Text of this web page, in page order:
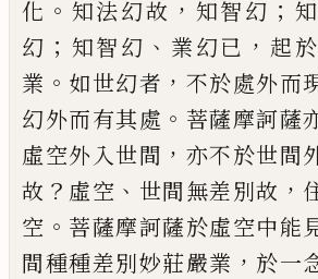
化 。 知法幻故 ， 知智幻 ；
幻 ； 知智幻 、 業幻已 ， 起
業 。 如世幻者 ， 不於處外而
幻外而有其處 。 菩薩摩訶薩
虛空外入世間 ， 亦不於世間
故 ？ 虛空 、 世間無差別故 ，
空 。 菩薩摩訶薩於虛空中能
間種種差別妙莊嚴業 ， 於一